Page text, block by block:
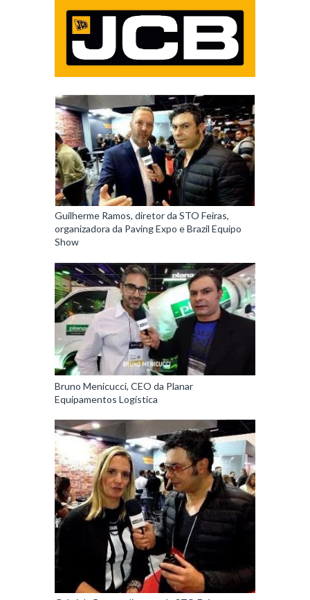
Guilherme Ramos, diretor da STO Feiras,
organizadora da Paving Expo e Brazil Equipo
Show
Bruno Menicucci, CEO da Planar
Equipamentos Logística